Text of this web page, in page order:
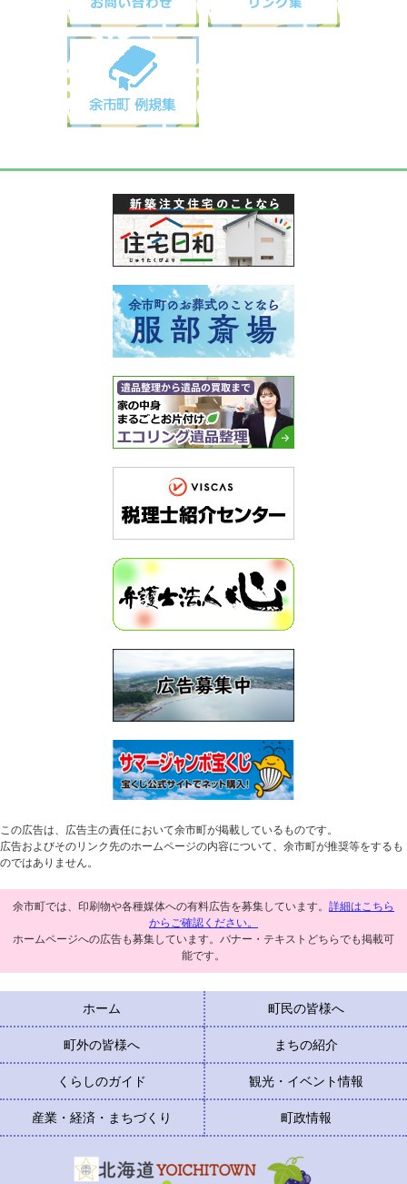
この広告は、広告主の責任において余市町が掲載しているものです。
広告およびそのリンク先のホームページの内容について、余市町が推奨等をするも
のではありません。
余市町では、印刷物や各種媒体への有料広告を募集しています。 詳細はこちら
からご確認ください。
ホームページへの広告も募集しています。バナー・テキストどちらでも掲載可
能です。
ホーム 町民の皆様へ
町外の皆様へ まちの紹介
くらしのガイド 観光・イベント情報
産業・経済・まちづくり 町政情報